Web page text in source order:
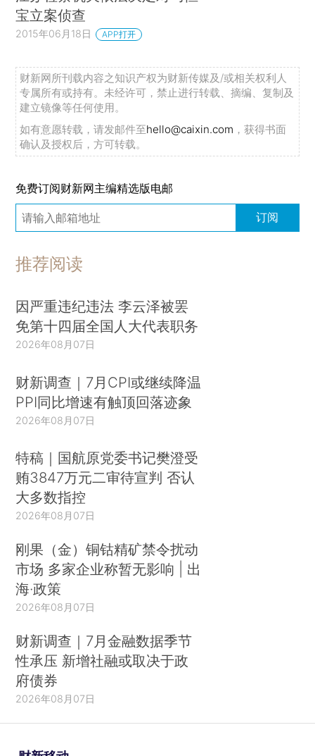
宝立案侦查
2015年06月18日 APP打开
财新网所刊载内容之知识产权为财新传媒及/或相关权利人
专属所有或持有。未经许可，禁止进行转载、摘编、复制及
建立镜像等任何使用。
如有意愿转载，请发邮件至hello@caixin.com ，获得书面
确认及授权后，方可转载。
免费订阅财新网主编精选版电邮
订阅
推荐阅读
因严重违纪违法 李云泽被罢
免第十四届全国人大代表职务
2026年08月07日
财新调查｜7月CPI或继续降温
PPI同比增速有触顶回落迹象
2026年08月07日
特稿｜国航原党委书记樊澄受
贿3847万元二审待宣判 否认
大多数指控
2026年08月07日
刚果（金）铜钴精矿禁令扰动
市场 多家企业称暂无影响 | 出
海·政策
2026年08月07日
财新调查｜7月金融数据季节
性承压 新增社融或取决于政
府债券
2026年08月07日